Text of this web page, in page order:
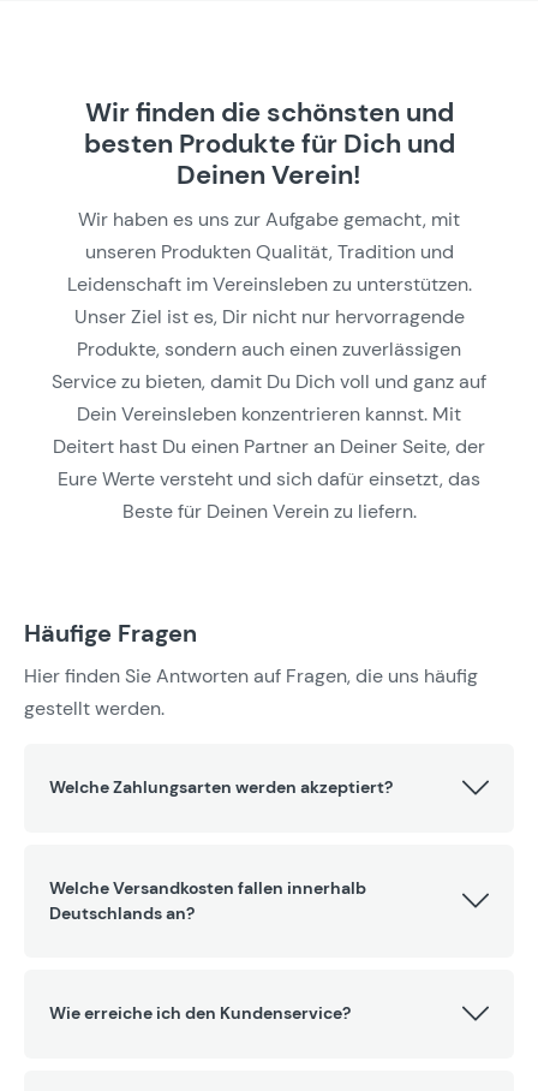
Wir finden die schönsten und
besten Produkte für Dich und
Deinen Verein!
Wir haben es uns zur Aufgabe gemacht, mit
unseren Produkten Qualität, Tradition und
Leidenschaft im Vereinsleben zu unterstützen.
Unser Ziel ist es, Dir nicht nur hervorragende
Produkte, sondern auch einen zuverlässigen
Service zu bieten, damit Du Dich voll und ganz auf
Dein Vereinsleben konzentrieren kannst. Mit
Deitert hast Du einen Partner an Deiner Seite, der
Eure Werte versteht und sich dafür einsetzt, das
Beste für Deinen Verein zu liefern.
Häufige Fragen
Hier finden Sie Antworten auf Fragen, die uns häufig
gestellt werden.
Welche Zahlungsarten werden akzeptiert?
Welche Versandkosten fallen innerhalb
Deutschlands an?
Wie erreiche ich den Kundenservice?